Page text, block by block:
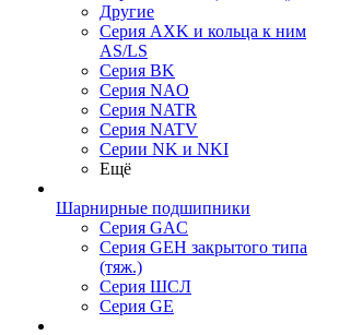
Другие
Серия AXK и кольца к ним
AS/LS
Серия BK
Серия NAO
Серия NATR
Серия NATV
Серии NK и NKI
Ещё
Шарнирные подшипники
Серия GAC
Серия GEH закрытого типа
(тяж.)
Серия ШСЛ
Серия GE